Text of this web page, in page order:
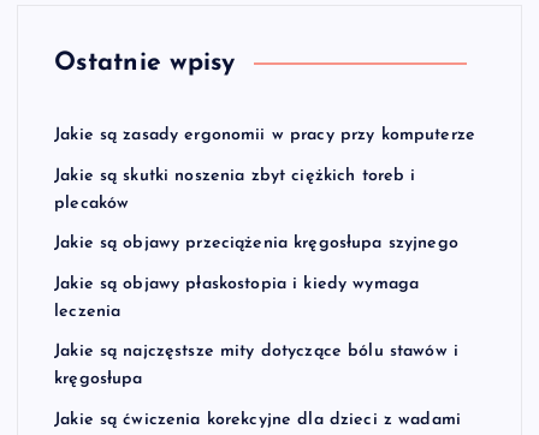
Ostatnie wpisy
Jakie są zasady ergonomii w pracy przy komputerze
Jakie są skutki noszenia zbyt ciężkich toreb i
plecaków
Jakie są objawy przeciążenia kręgosłupa szyjnego
Jakie są objawy płaskostopia i kiedy wymaga
leczenia
Jakie są najczęstsze mity dotyczące bólu stawów i
kręgosłupa
Jakie są ćwiczenia korekcyjne dla dzieci z wadami